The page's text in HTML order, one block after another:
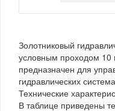
Золотниковый
условным проходом 10
предназначен для
гидравлических
Технические
В таблице приведены